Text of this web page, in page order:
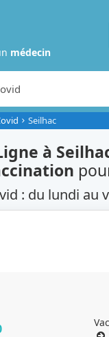
médecin
Seilhac
à
: du lundi